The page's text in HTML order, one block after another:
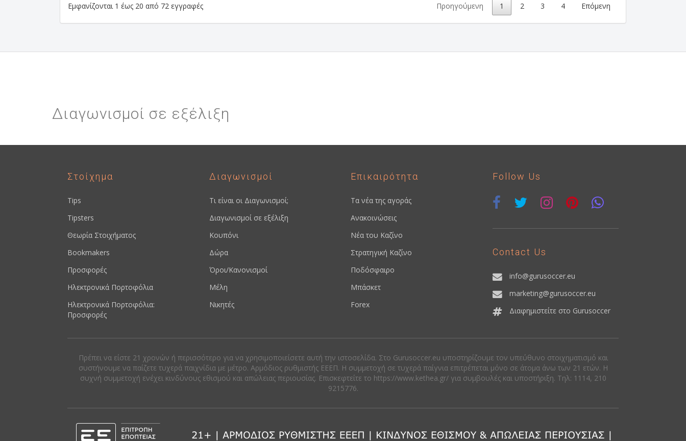
Εμφανίζονται 1 έως 20 από 72 εγγραφές Προηγούμενη 1 2 3 4 Επόμενη
Διαγωνισμοί σε εξέλιξη
Στοίχημα
Tips
Tipsters
Θεωρία Στοιχήματος
Bookmakers
Προσφορές
Ηλεκτρονικά Πορτοφόλια
Ηλεκτρονικά Πορτοφόλια:
Προσφορές
Διαγωνισμοί
Τι είναι οι Διαγωνισμοί;
Διαγωνισμοί σε εξέλιξη
Κουπόνι
Δώρα
Όροι/Κανονισμοί
Μέλη
Νικητές
Επικαιρότητα
Τα νέα της αγοράς
Ανακοινώσεις
Νέα του Καζίνο
Στρατηγική Καζίνο
Ποδόσφαιρο
Μπάσκετ
Forex
Follow Us
Contact Us
info@gurusoccer.eu
marketing@gurusoccer.eu
Διαφημιστείτε στο Gurusoccer
Πρέπει να είστε 21 χρονών ή περισσότερο για να χρησιμοποιείσετε αυτή την ιστοσελίδα. Στο Gurusoccer.eu υποστηρίζουμε τον υπεύθυνο στοιχηματισμό και
συστήνουμε να παίζετε τυχερά παιχνίδια με μέτρο. Αρμόδιος ρυθμιστής ΕΕΕΠ. Η συμμετοχή σε τυχερά παίγνια επιτρέπεται μόνο σε άτομα άνω των 21 ετών. Η
συχνή συμμετοχή ενέχει κινδύνους εθισμού και απώλειας περιουσίας. Eπισκεφτείτε το https://www.kethea.gr/ για συμβουλές και υποστήριξη. Tηλ: 1114, 210
9215776.